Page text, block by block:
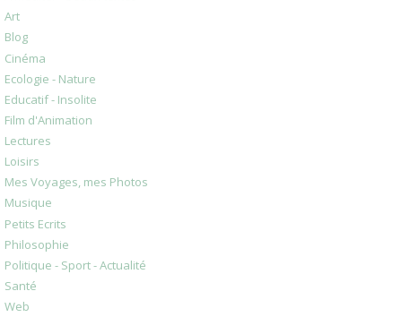
Art
Blog
Cinéma
Ecologie - Nature
Educatif - Insolite
Film d'Animation
Lectures
Loisirs
Mes Voyages, mes Photos
Musique
Petits Ecrits
Philosophie
Politique - Sport - Actualité
Santé
Web